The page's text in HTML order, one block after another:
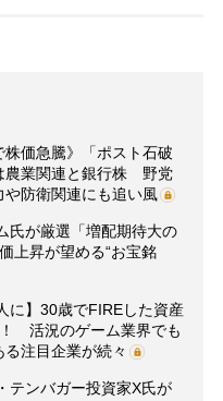
価急騰》「ポスト石破
農業関連と銀行株 野党
防衛関連にも追い風
氏が厳選「増配期待大の
上昇が望める“お宝銘
に】30歳でFIREした資産
活況のゲーム業界でも
る注目企業が続々
テンバガー投資家X氏が